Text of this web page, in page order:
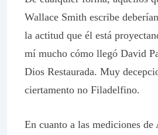
Wallace Smith escribe
la actitud que él está
mí mucho cómo llegó David
Dios Restaurada. Muy
ciertamento no Filadelfino.
En cuanto a las mediciones de